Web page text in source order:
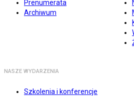
Prenumerata
Archiwum
NASZE WYDARZENIA
Szkolenia i konferencje